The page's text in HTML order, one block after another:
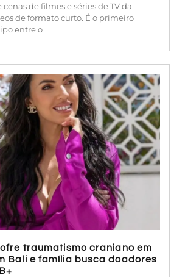
cenas de filmes e séries de TV da
de formato curto. É o primeiro
entre o
traumatismo craniano em
Bali e família busca doadores